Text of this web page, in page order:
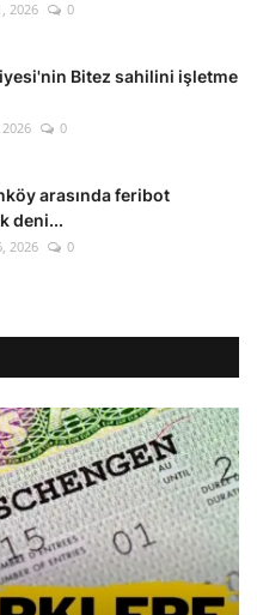
2026 0
Bitez sahilini işletme
0
arasında feribot
deni...
2026 0